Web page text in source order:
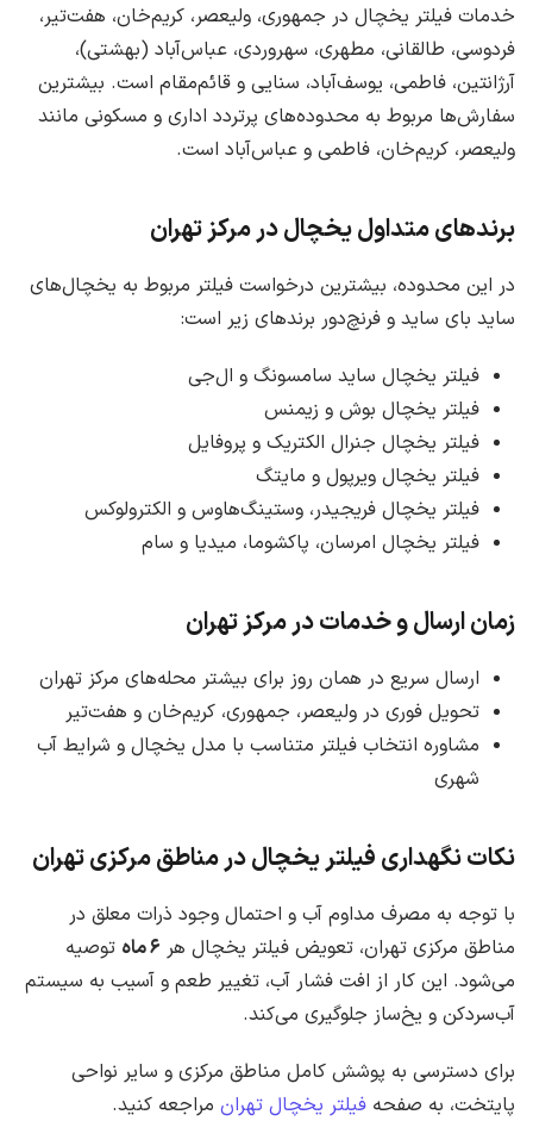
خدمات فیلتر یخچال در جمهوری، ولیعصر، کریم‌خان، هفت‌تیر،
فردوسی، طالقانی، مطهری، سهروردی، عباس‌آباد (بهشتی)،
آرژانتین، فاطمی، یوسف‌آباد، سنایی و قائم‌مقام است. بیشترین
سفارش‌ها مربوط به محدوده‌های پرتردد اداری و مسکونی مانند
ولیعصر، کریم‌خان، فاطمی و عباس‌آباد است.
برندهای متداول یخچال در مرکز تهران
در این محدوده، بیشترین درخواست فیلتر مربوط به یخچال‌های
ساید بای ساید و فرنچ‌دور برندهای زیر است:
فیلتر یخچال ساید سامسونگ و ال‌جی
فیلتر یخچال بوش و زیمنس
فیلتر یخچال جنرال الکتریک و پروفایل
فیلتر یخچال ویرپول و مایتگ
فیلتر یخچال فریجیدر، وستینگ‌هاوس و الکترولوکس
فیلتر یخچال امرسان، پاکشوما، میدیا و سام
زمان ارسال و خدمات در مرکز تهران
ارسال سریع در همان روز برای بیشتر محله‌های مرکز تهران
تحویل فوری در ولیعصر، جمهوری، کریم‌خان و هفت‌تیر
مشاوره انتخاب فیلتر متناسب با مدل یخچال و شرایط آب
شهری
نکات نگهداری فیلتر یخچال در مناطق مرکزی تهران
با توجه به مصرف مداوم آب و احتمال وجود ذرات معلق در
مناطق مرکزی تهران، تعویض فیلتر یخچال هر ۶ ماه
توصیه
می‌شود. این کار از افت فشار آب، تغییر طعم و آسیب به سیستم
آب‌سردکن و یخ‌ساز جلوگیری می‌کند.
برای دسترسی به پوشش کامل مناطق مرکزی و سایر نواحی
پایتخت، به صفحه فیلتر یخچال تهران مراجعه کنید.